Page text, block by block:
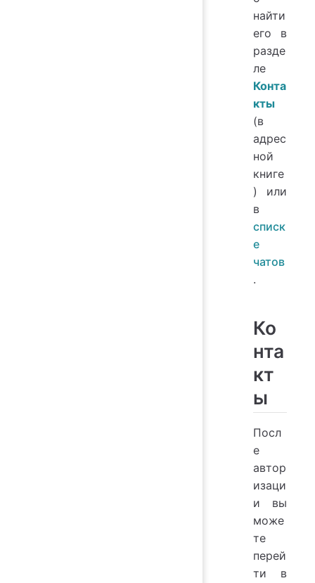
найти
его в
разде
ле
Конта
кты
(в
адрес
ной
книге
) или
в
списк
е
чатов
.
Ко
нта
кт
ы
Посл
е
автор
изаци
и вы
може
те
перей
ти в